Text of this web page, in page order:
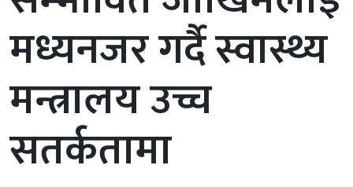
मध्यनजर गर्दै स्वास्थ्य
मन्त्रालय उच्च
सतर्कतामा